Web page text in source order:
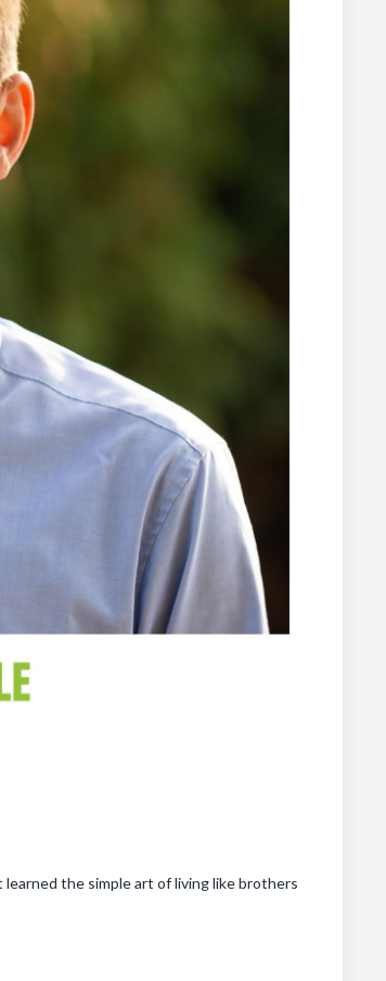
the simple art of living like brothers